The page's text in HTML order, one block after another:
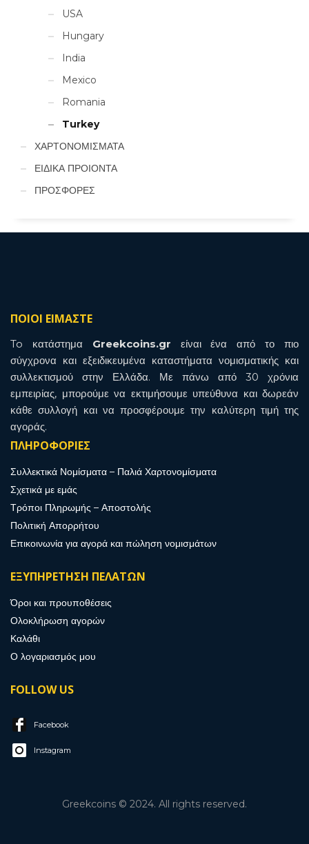
USA
Hungary
India
Mexico
Romania
Turkey
ΧΑΡΤΟΝΟΜΙΣΜΑΤΑ
ΕΙΔΙΚΑ ΠΡΟΙΟΝΤΑ
ΠΡΟΣΦΟΡΕΣ
ΠΟΙΟΙ ΕΙΜΑΣΤΕ
To κατάστημα Greekcoins.gr είναι ένα από το πιο
σύγχρονα και εξειδικευμένα καταστήματα νομισματικής και
συλλεκτισμού στην Ελλάδα. Με πάνω από 30 χρόνια
εμπειρίας, μπορούμε να εκτιμήσουμε υπεύθυνα και δωρεάν
κάθε συλλογή και να προσφέρουμε την καλύτερη τιμή της
αγοράς.
ΠΛΗΡΟΦΟΡΙΕΣ
Συλλεκτικά Νομίσματα – Παλιά Χαρτονομίσματα
Σχετικά με εμάς
Τρόποι Πληρωμής – Αποστολής
Πολιτική Απορρήτου
Επικοινωνία για αγορά και πώληση νομισμάτων
ΕΞΥΠΗΡΕΤΗΣΗ ΠΕΛΑΤΩΝ
Όροι και προυποθέσεις
Ολοκλήρωση αγορών
Καλάθι
Ο λογαριασμός μου
FOLLOW US
Facebook
Instagram
Greekcoins © 2024. All rights reserved.